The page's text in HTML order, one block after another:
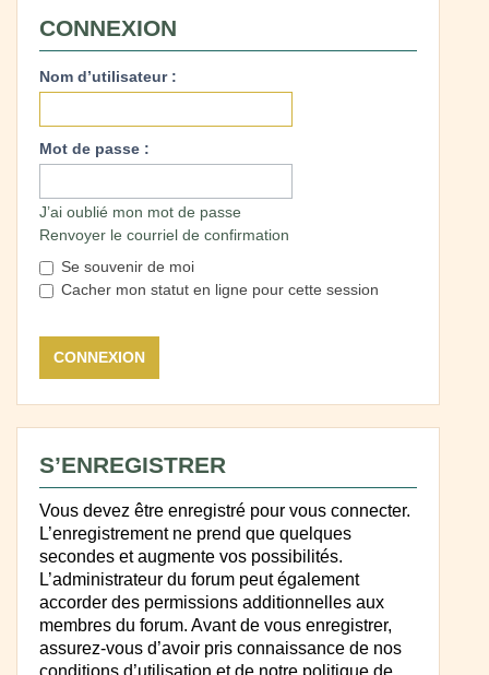
CONNEXION
Nom d’utilisateur :
Mot de passe :
J’ai oublié mon mot de passe
Renvoyer le courriel de confirmation
Se souvenir de moi
Cacher mon statut en ligne pour cette session
S’ENREGISTRER
Vous devez être enregistré pour vous connecter.
L’enregistrement ne prend que quelques
secondes et augmente vos possibilités.
L’administrateur du forum peut également
accorder des permissions additionnelles aux
membres du forum. Avant de vous enregistrer,
assurez-vous d’avoir pris connaissance de nos